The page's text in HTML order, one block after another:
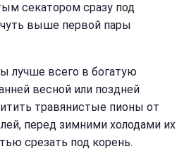
секатором сразу под
выше первой пары
лучше всего в богатую
весной или поздней
травянистые пионы от
перед зимними холодами их
срезать под корень.